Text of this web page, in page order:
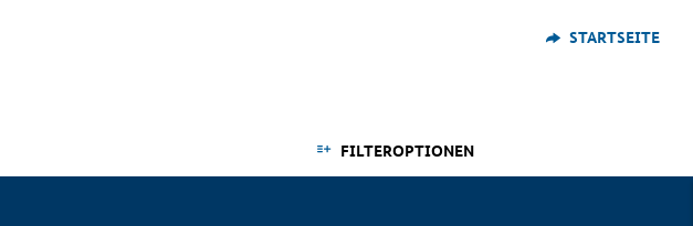
STARTSEITE
FILTEROPTIONEN